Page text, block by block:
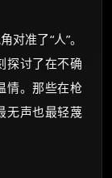
准了“人”。
探讨了在不确
情。那些在枪
无声也最轻蔑